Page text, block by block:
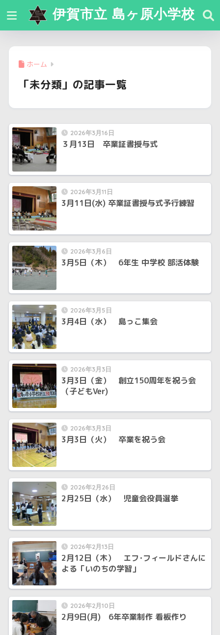
伊賀市立 島ヶ原小学校
ホーム
「未分類」の記事一覧
2026年3月16日
３月13日 卒業証書授与式
2026年3月11日
3月11日(水) 卒業証書授与式予行練習
2026年3月6日
3月5日（木） 6年生 中学校 部活体験
2026年3月5日
3月4日（水） 島っこ集会
2026年3月3日
3月3日（金） 創立150周年を祝う会
（子どもVer)
2026年3月3日
3月3日（火） 卒業を祝う会
2026年2月26日
2月25日（水） 児童会役員選挙
2026年2月13日
2月12日（木） エフ･フィールドさんに
よる「いのちの学習」
2026年2月10日
2月9日(月) 6年卒業制作 看板作り